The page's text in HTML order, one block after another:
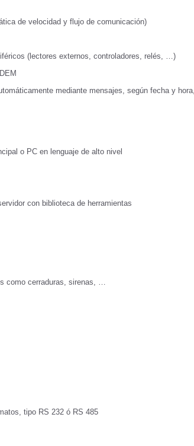
de velocidad y flujo de comunicación)
(lectores externos, controladores, relés, …)
mediante mensajes, según fecha y
o PC en lenguaje de alto nivel
con biblioteca de herramientas
como cerraduras, sirenas, …
tipo RS 232 ó RS 485